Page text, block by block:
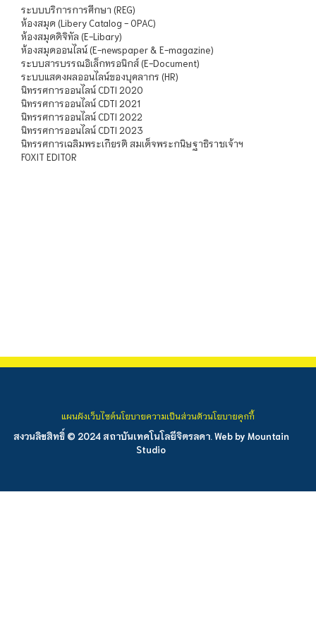
ระบบบริการการศึกษา (REG)
ห้องสมุด (Libery Catalog - OPAC)
ห้องสมุดดิจิทัล (E-Libary)
ห้องสมุดออนไลน์ (E-newspaper & E-magazine)
ระบบสารบรรณอิเล็กทรอนิกส์ (E-Document)
ระบบแสดงผลออนไลน์ของบุคลากร (HR)
นิทรรศการออนไลน์ CDTI 2020
นิทรรศการออนไลน์ CDTI 2021
นิทรรศการออนไลน์ CDTI 2022
นิทรรศการออนไลน์ CDTI 2023
นิทรรศการเฉลิมพระเกียรติ สมเด็จพระกนิษฐาธิราชเจ้าฯ
FOXIT EDITOR
สงวนลิขสิทธิ์ © 2024 สถาบันเทคโนโลยีจิตรลดา. Web by Mountain
Studio
แผนผังเว็บไซต์นโยบายความเป็นส่วนตัวนโยบายคุกกี้